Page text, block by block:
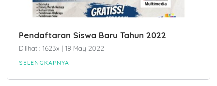
Pendaftaran Siswa Baru Tahun 2022
Dilihat : 1623x | 18 May 2022
SELENGKAPNYA